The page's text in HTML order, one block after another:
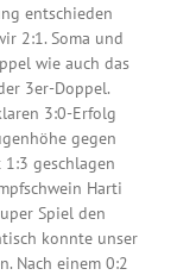
entschieden
2:1. Soma und
wie auch das
3er-Doppel.
3:0-Erfolg
gegen
geschlagen
Harti
Spiel den
konnte unser
Nach einem 0:2